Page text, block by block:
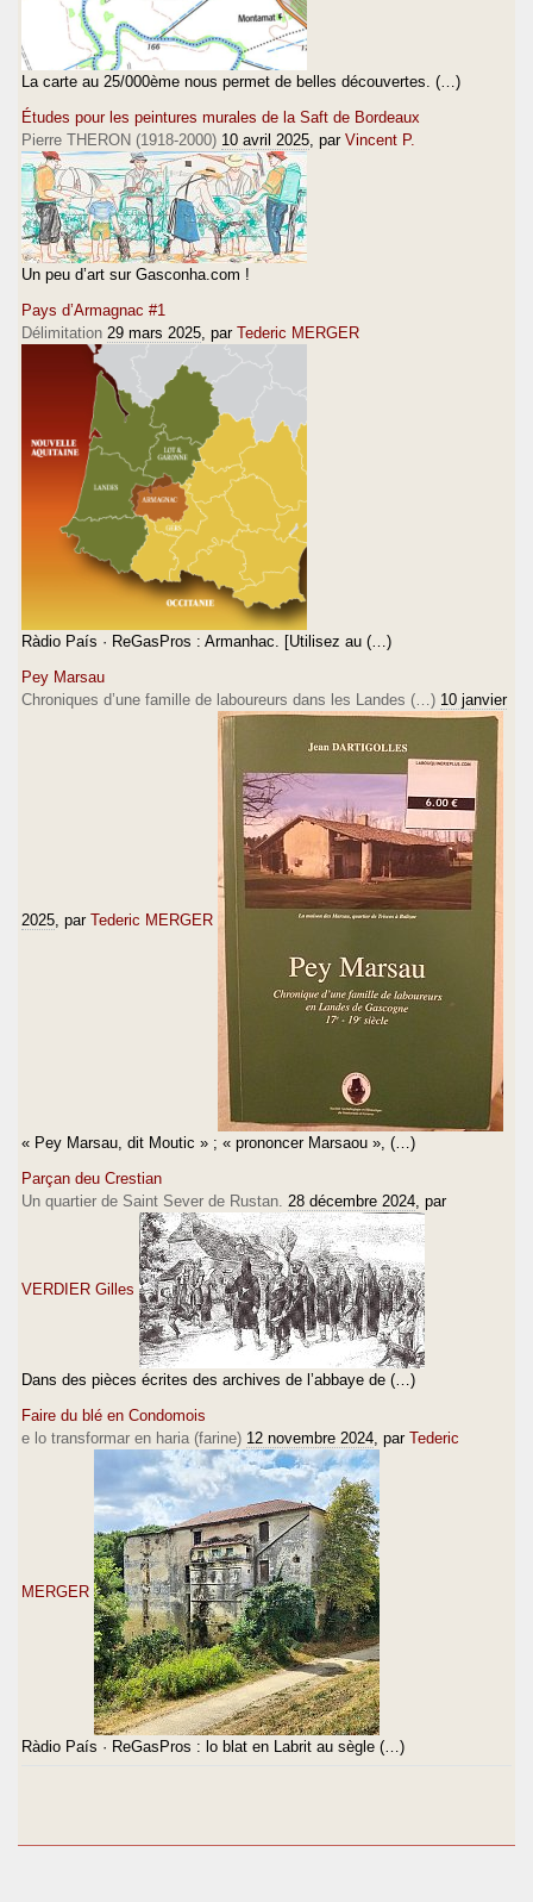
La carte au 25/000ème nous permet de belles découvertes. (…)
Études pour les peintures murales de la Saft de Bordeaux
Pierre THERON (1918-2000) 10 avril 2025 , par Vincent P.
Un peu d’art sur Gasconha.com !
Pays d’Armagnac #1
Délimitation 29 mars 2025 , par Tederic MERGER
Ràdio País · ReGasPros : Armanhac. [Utilisez au (…)
Pey Marsau
Chroniques d’une famille de laboureurs dans les Landes (…) 10 janvier
2025 , par Tederic MERGER
« Pey Marsau, dit Moutic » ; « prononcer Marsaou », (…)
Parçan deu Crestian
Un quartier de Saint Sever de Rustan. 28 décembre 2024 , par
VERDIER Gilles
Dans des pièces écrites des archives de l’abbaye de (…)
Faire du blé en Condomois
e lo transformar en haria (farine) 12 novembre 2024 , par Tederic
MERGER
Ràdio País · ReGasPros : lo blat en Labrit au sègle (…)